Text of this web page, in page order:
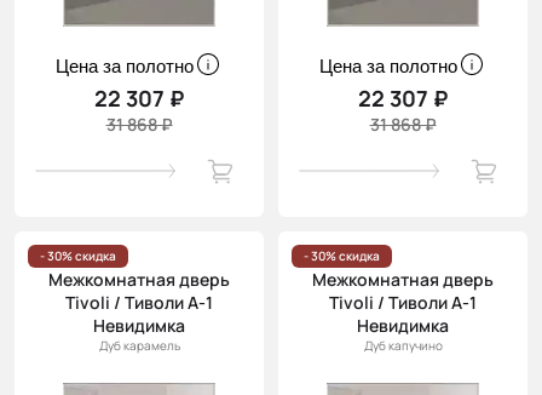
Цена за полотно
22 307 ₽
31 868 ₽
Цена за полотно
22 307 ₽
31 868 ₽
- 30% скидка
Межкомнатная дверь
Tivoli / Тиволи А-1
Невидимка
Дуб карамель
- 30% скидка
Межкомнатная дверь
Tivoli / Тиволи А-1
Невидимка
Дуб капучино